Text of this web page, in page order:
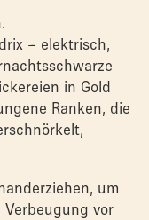
– elektrisch,
in Gold
Ranken, die
um
vor